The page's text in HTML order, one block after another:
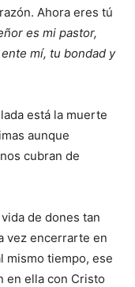
Ahora eres tú
es mi pastor,
mí, tu bondad y
está la muerte
aunque
cubran de
de dones tan
vez encerrarte en
mismo tiempo, ese
en ella con Cristo